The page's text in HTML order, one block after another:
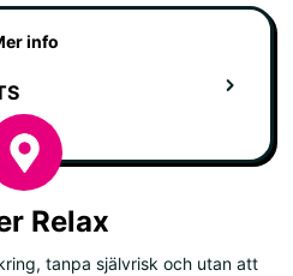
info
Relax
tanpa självrisk och utan att